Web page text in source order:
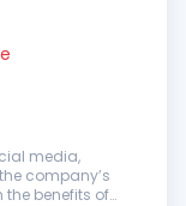
media,
company’s
benefits of